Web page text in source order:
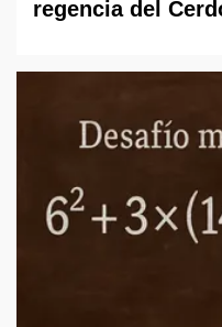
regencia del